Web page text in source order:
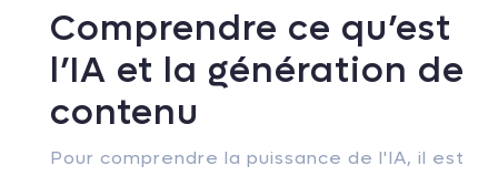
Comprendre ce qu’est
l’IA et la génération de
contenu
Pour comprendre la puissance de l'IA, il est